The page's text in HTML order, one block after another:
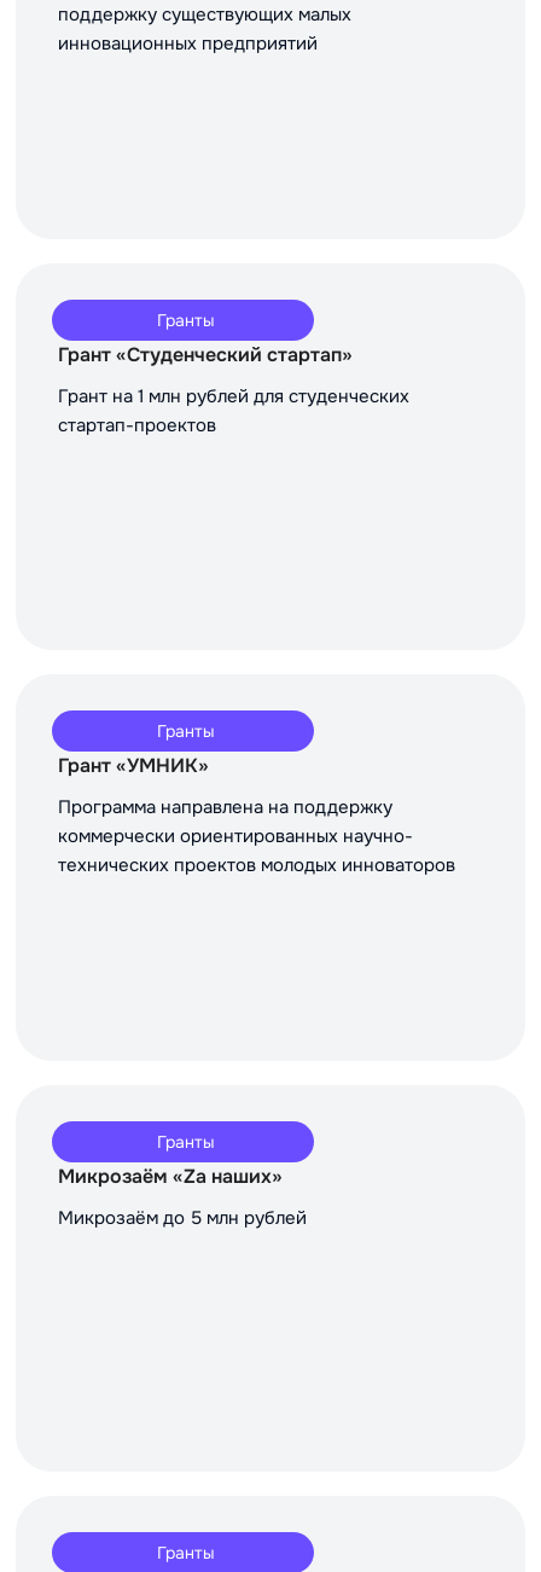
поддержку существующих малых
инновационных предприятий
Гранты
Грант «Студенческий стартап»
Грант на 1 млн рублей для студенческих
стартап-проектов
Гранты
Грант «УМНИК»
Программа направлена на поддержку
коммерчески ориентированных научно-
технических проектов молодых инноваторов
Гранты
Микрозаём «Za наших»
Микрозаём до 5 млн рублей
Гранты